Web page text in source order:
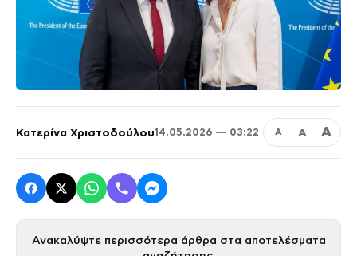
Κατερίνα Χριστοδούλου14.05.2026 — 03:22 Α Α Α
Ανακαλύψτε περισσότερα άρθρα στα αποτελέσματα